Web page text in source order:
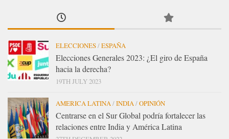
ELECCIONES/ESPAÑA
Elecciones Generales 2023: ¿El giro de España
hacia la derecha?
19TH JULY 2023
AMERICA LATINA/INDIA/OPINIÓN
Centrarse en el Sur Global podría fortalecer las
relaciones entre India y América Latina